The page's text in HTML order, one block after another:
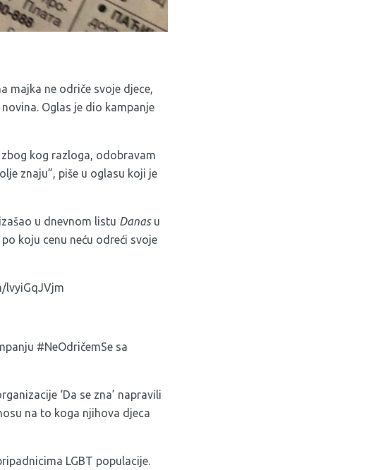
majka ne odriče svoje djece,
Oglas je dio kampanje
zbog kog razloga, odobravam
znaju”, piše u oglasu koji je
u dnevnom listu Danasu
koju cenu neću odreći svoje
lvyiGqJVjm
#NeOdričemSe sa
‘Da se zna’ napravili
na to koga njihova djeca
LGBT populacije.